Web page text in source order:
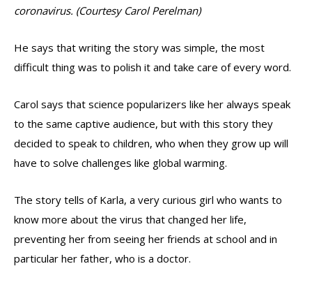
coronavirus. (Courtesy Carol Perelman)
He says that writing the story was simple, the most
difficult thing was to polish it and take care of every word.
Carol says that science popularizers like her always speak
to the same captive audience, but with this story they
decided to speak to children, who when they grow up will
have to solve challenges like global warming.
The story tells of Karla, a very curious girl who wants to
know more about the virus that changed her life,
preventing her from seeing her friends at school and in
particular her father, who is a doctor.